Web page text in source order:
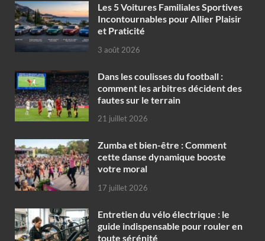
Les 5 Voitures Familiales Sportives
Incontournables pour Allier Plaisir
et Praticité
3 août 2026
Dans les coulisses du football :
comment les arbitres décident des
fautes sur le terrain
21 juillet 2026
Zumba et bien-être : Comment
cette danse dynamique booste
votre moral
17 juillet 2026
Entretien du vélo électrique : le
guide indispensable pour rouler en
toute sérénité